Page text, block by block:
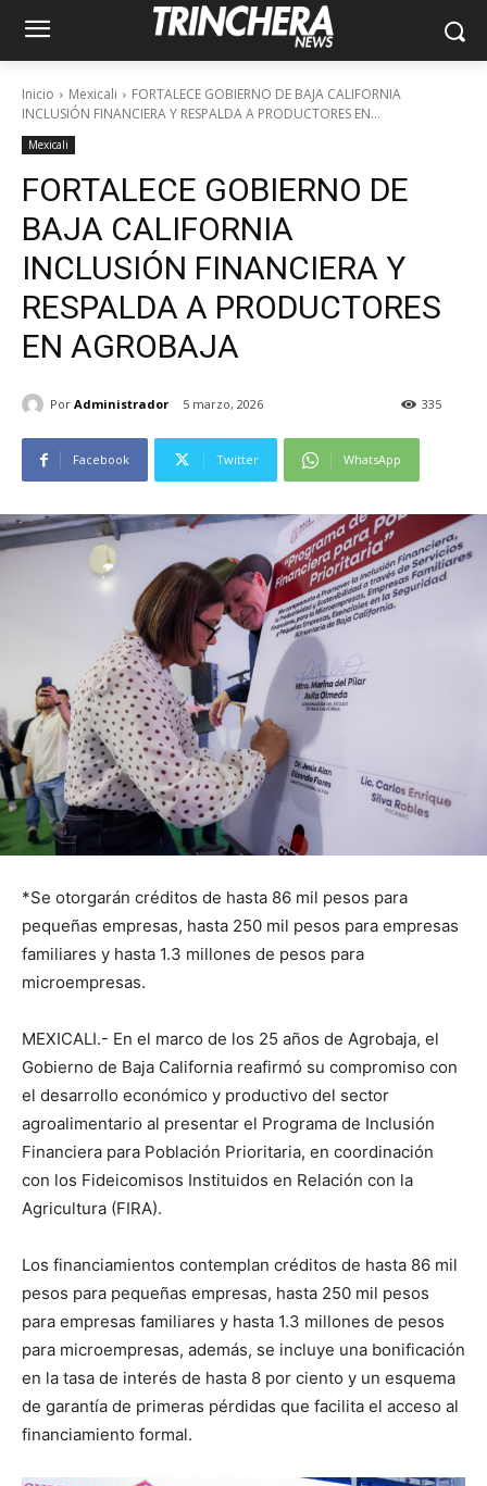
Inicio Mexicali
FORTALECE GOBIERNO DE BAJA CALIFORNIA
INCLUSIÓN FINANCIERA Y RESPALDA A PRODUCTORES EN...
Mexicali
FORTALECE GOBIERNO DE
BAJA CALIFORNIA
INCLUSIÓN FINANCIERA Y
RESPALDA A PRODUCTORES
EN AGROBAJA
Por Administrador 5 marzo, 2026 335
Facebook Twitter WhatsApp
*Se otorgarán créditos de hasta 86 mil pesos para
pequeñas empresas, hasta 250 mil pesos para empresas
familiares y hasta 1.3 millones de pesos para
microempresas.
MEXICALI.- En el marco de los 25 años de Agrobaja, el
Gobierno de Baja California reafirmó su compromiso con
el desarrollo económico y productivo del sector
agroalimentario al presentar el Programa de Inclusión
Financiera para Población Prioritaria, en coordinación
con los Fideicomisos Instituidos en Relación con la
Agricultura (FIRA).
Los financiamientos contemplan créditos de hasta 86 mil
pesos para pequeñas empresas, hasta 250 mil pesos
para empresas familiares y hasta 1.3 millones de pesos
para microempresas, además, se incluye una bonificación
en la tasa de interés de hasta 8 por ciento y un esquema
de garantía de primeras pérdidas que facilita el acceso al
financiamiento formal.